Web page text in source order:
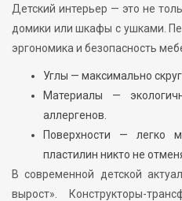
Детский интерьер — это не
домики или шкафы с ушками.
эргономика и безопасность
Углы — максимально
Материалы —
аллергенов.
Поверхности — легко
пластилин никто не
В современной детской
вырост». Конструкторы-